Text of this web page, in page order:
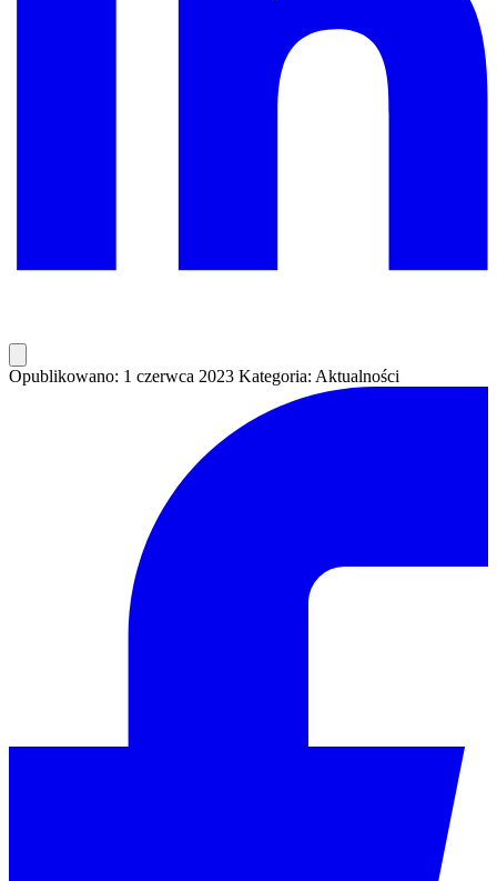
Opublikowano: 1 czerwca 2023 Kategoria: Aktualności